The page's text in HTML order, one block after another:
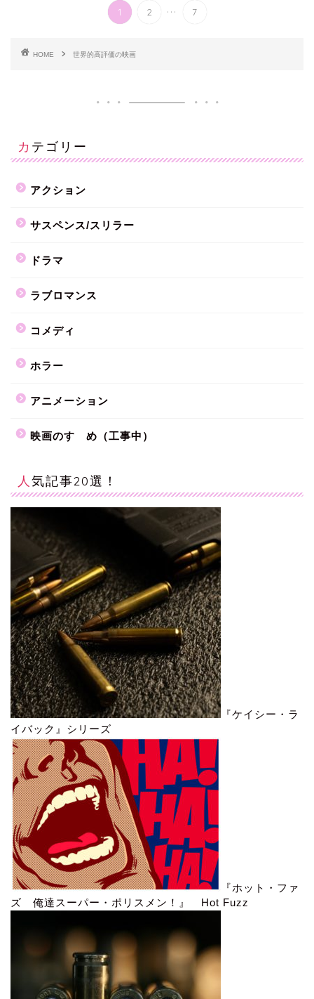
1 2 ... 7
HOME 世界的高評価の映画
カテゴリー
アクション
サスペンス/スリラー
ドラマ
ラブロマンス
コメディ
ホラー
アニメーション
映画のすゝめ（工事中）
人気記事20選！
『ケイシー・ラ
イバック』シリーズ
『ホット・ファ
ズ 俺達スーパー・ポリスメン！』 Hot Fuzz